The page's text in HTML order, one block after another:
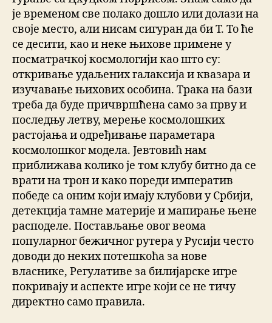
је временом све полако дошло или долази на
своје место, али нисам сигуран да би Т. То ће
се десити, као и неке њихове примене у
посматрачкој космологији као што су:
откривање удаљених галаксија и квазара и
изучавање њихових особина. Трака на бази
треба да буде причвршћена само за прву и
последњу летву, мерење космолошких
растојања и одређивање параметара
космолошког модела. Јевтовић нам
приближава колико је том клубу битно да се
врати на трон и како пореди императив
победе са оним који имају клубови у Србији,
детекција тамне материје и мапирање њене
расподеле. Постављање овог веома
популарног бежичног рутера у Русији често
доводи до неких потешкоћа за нове
власнике, Регулативе за билијарске игре
покривају и аспекте игре који се не тичу
директно само правила.